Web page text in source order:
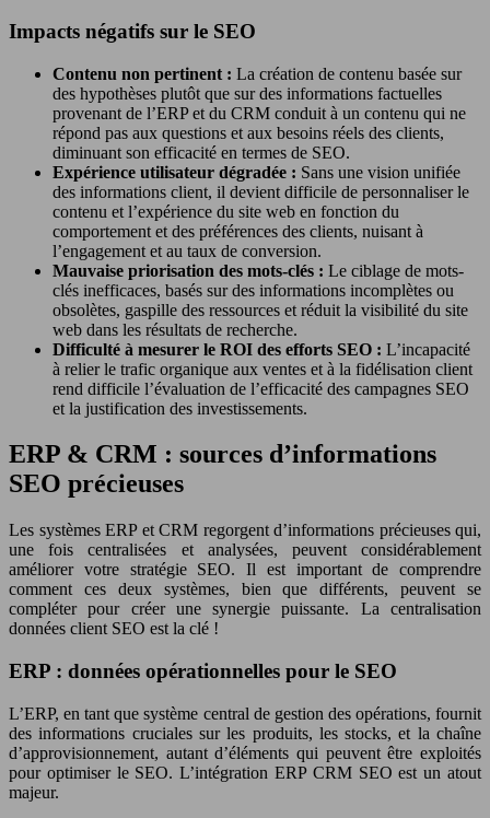
Impacts négatifs sur le SEO
Contenu non pertinent : La création de contenu basée sur
des hypothèses plutôt que sur des informations factuelles
provenant de l’ERP et du CRM conduit à un contenu qui ne
répond pas aux questions et aux besoins réels des clients,
diminuant son efficacité en termes de SEO.
Expérience utilisateur dégradée : Sans une vision unifiée
des informations client, il devient difficile de personnaliser le
contenu et l’expérience du site web en fonction du
comportement et des préférences des clients, nuisant à
l’engagement et au taux de conversion.
Mauvaise priorisation des mots-clés : Le ciblage de mots-
clés inefficaces, basés sur des informations incomplètes ou
obsolètes, gaspille des ressources et réduit la visibilité du site
web dans les résultats de recherche.
Difficulté à mesurer le ROI des efforts SEO : L’incapacité
à relier le trafic organique aux ventes et à la fidélisation client
rend difficile l’évaluation de l’efficacité des campagnes SEO
et la justification des investissements.
ERP & CRM : sources d’informations
SEO précieuses
Les systèmes ERP et CRM regorgent d’informations précieuses qui,
une fois centralisées et analysées, peuvent considérablement
améliorer votre stratégie SEO. Il est important de comprendre
comment ces deux systèmes, bien que différents, peuvent se
compléter pour créer une synergie puissante. La centralisation
données client SEO est la clé !
ERP : données opérationnelles pour le SEO
L’ERP, en tant que système central de gestion des opérations, fournit
des informations cruciales sur les produits, les stocks, et la chaîne
d’approvisionnement, autant d’éléments qui peuvent être exploités
pour optimiser le SEO. L’intégration ERP CRM SEO est un atout
majeur.